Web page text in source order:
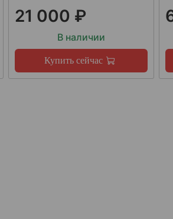
21 000 ₽
В наличии
Купить сейчас